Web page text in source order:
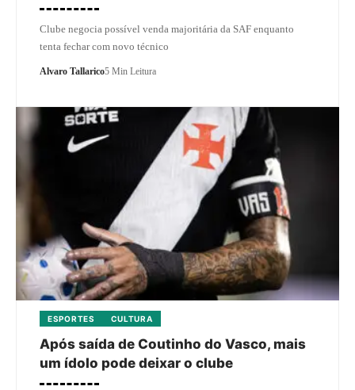
Clube negocia possível venda majoritária da SAF enquanto
tenta fechar com novo técnico
Alvaro Tallarico5 Min Leitura
ESPORTES CULTURA
Após saída de Coutinho do Vasco, mais
um ídolo pode deixar o clube